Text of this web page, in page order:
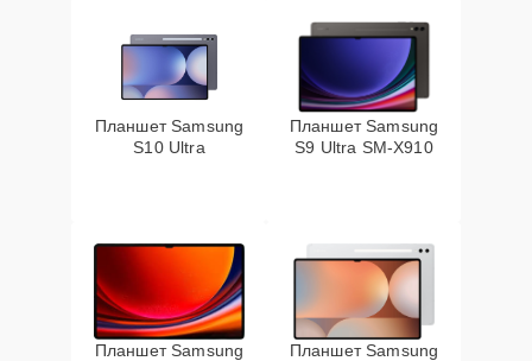
Планшет Samsung
S10 Ultra
Планшет Samsung
S9 Ultra SM-X910
Планшет Samsung
Планшет Samsung